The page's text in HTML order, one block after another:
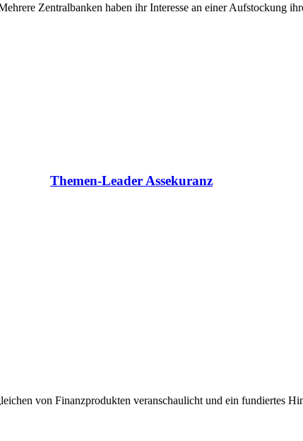
Zentralbanken haben ihr Interesse an einer Aufstockung
Themen-Leader Assekuranz
von Finanzprodukten veranschaulicht und ein fundiertes